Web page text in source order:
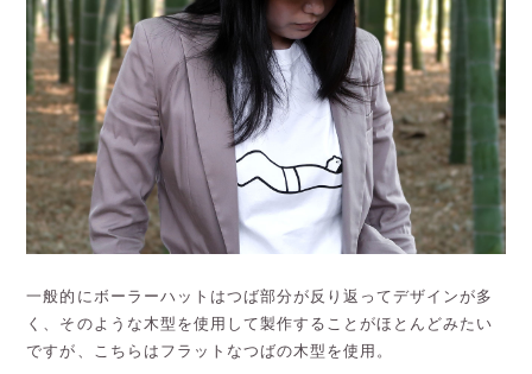
一般的にボーラーハットはつば部分が反り返ってデザインが多
く、そのような木型を使用して製作することがほとんどみたい
ですが、こちらはフラットなつばの木型を使用。